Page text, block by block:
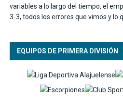
variables a lo largo del tiempo, el
3-3, todos los errores que vimos y lo
EQUIPOS DE PRIMERA DIVISIÓN